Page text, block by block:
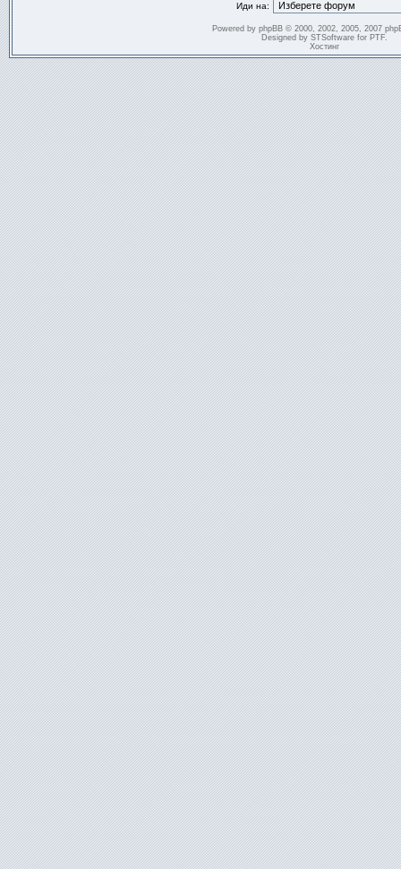
Иди на:
Powered by phpBB© 2000, 2002, 2005, 2007
Designed by STSoftwarefor PTF.
Хостинг